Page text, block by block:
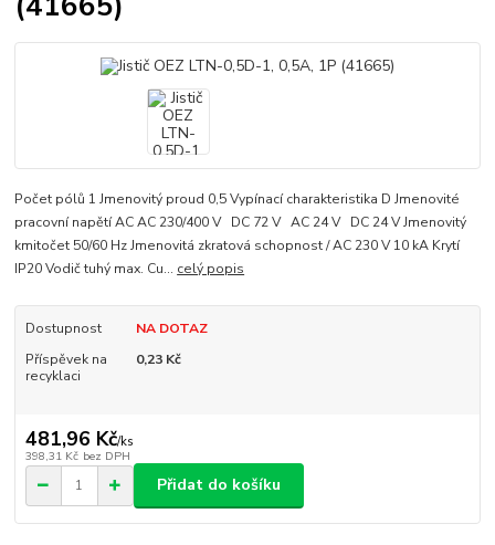
Počet pólů 1 Jmenovitý proud 0,5 Vypínací charakteristika D Jmenovité
pracovní napětí AC AC 230/400 V DC 72 V AC 24 V DC 24 V Jmenovitý
kmitočet 50/60 Hz Jmenovitá zkratová schopnost / AC 230 V 10 kA Krytí
IP20 Vodič tuhý max. Cu... celý popis
Dostupnost
NA DOTAZ
Příspěvek na
recyklaci
0,23 Kč
481,96 Kč/ks
398,31 Kč bez DPH
Přidat do košíku